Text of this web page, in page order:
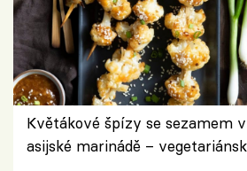
Květákové špízy se sezamem v
asijské marinádě –